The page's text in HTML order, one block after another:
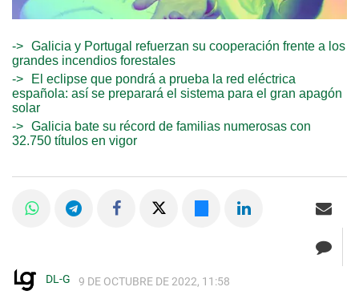
Galicia y Portugal refuerzan su cooperación frente a los
grandes incendios forestales
El eclipse que pondrá a prueba la red eléctrica
española: así se preparará el sistema para el gran apagón
solar
Galicia bate su récord de familias numerosas con
32.750 títulos en vigor
DL-G 9 DE OCTUBRE DE 2022, 11:58